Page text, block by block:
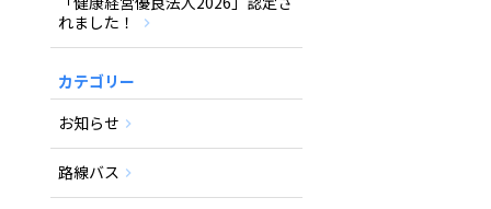
れました！
カテゴリー
お知らせ
路線バス